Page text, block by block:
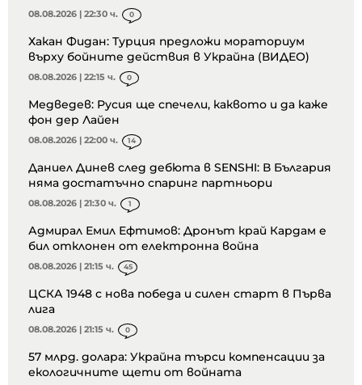
08.08.2026 | 22:30 ч. 0
Хакан Фидан: Турция предложи мораториум
върху бойните действия в Украйна (ВИДЕО)
08.08.2026 | 22:15 ч. 0
Медведев: Русия ще спечели, каквото и да каже
фон дер Лайен
08.08.2026 | 22:00 ч. 14
Даниел Динев след дебюта в SENSHI: В България
няма достатъчно спаринг партньори
08.08.2026 | 21:30 ч. 1
Адмирал Емил Ефтимов: Дронът край Кардам е
бил отклонен от електронна война
08.08.2026 | 21:15 ч. 45
ЦСКА 1948 с нова победа и силен старт в Първа
лига
08.08.2026 | 21:15 ч. 0
57 млрд. долара: Украйна търси компенсации за
екологичните щети от войната